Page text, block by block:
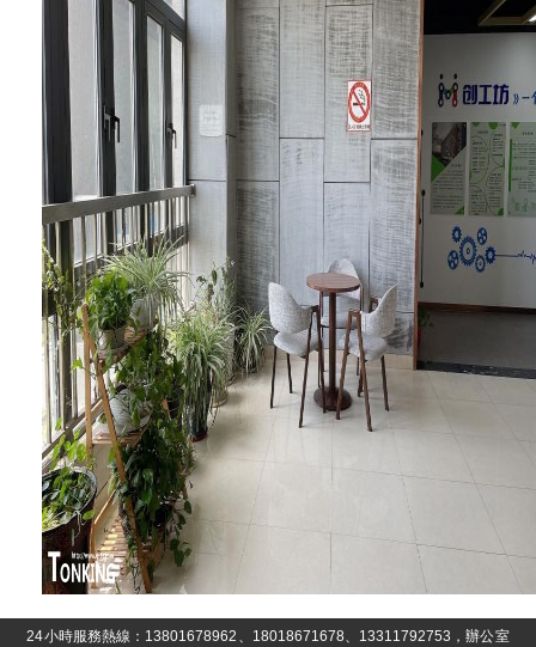
24小時服務熱線：13801678962、18018671678、13311792753，辦公室